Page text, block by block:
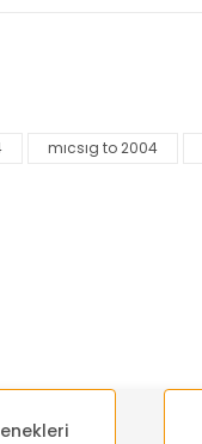
mıcsıg to 2004